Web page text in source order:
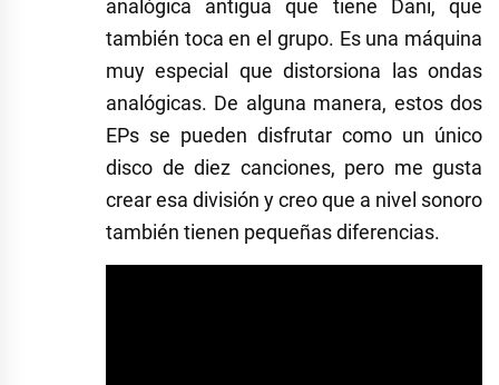
analógica antigua que tiene Dani, que
también toca en el grupo. Es una máquina
muy especial que distorsiona las ondas
analógicas. De alguna manera, estos dos
EPs se pueden disfrutar como un único
disco de diez canciones, pero me gusta
crear esa división y creo que a nivel sonoro
también tienen pequeñas diferencias.